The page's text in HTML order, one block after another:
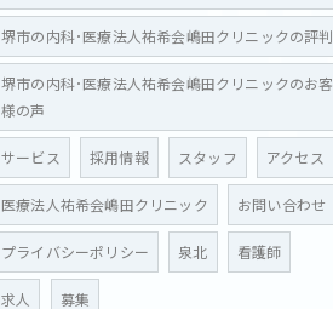
堺市の内科･医療法人祐希会嶋田クリニックの評判
堺市の内科･医療法人祐希会嶋田クリニックのお客
様の声
サービス 採用情報 スタッフ アクセス
医療法人祐希会嶋田クリニック お問い合わせ
プライバシーポリシー 泉北 看護師
求人 募集